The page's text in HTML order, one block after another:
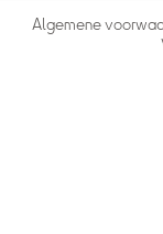
Algemene